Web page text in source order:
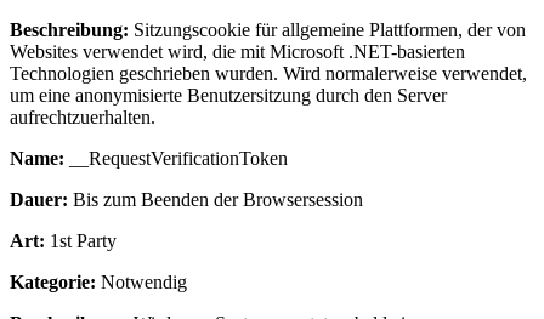
Beschreibung: Sitzungscookie für allgemeine Plattformen, der von
Websites verwendet wird, die mit Microsoft .NET-basierten
Technologien geschrieben wurden. Wird normalerweise verwendet,
um eine anonymisierte Benutzersitzung durch den Server
aufrechtzuerhalten.
Name: __RequestVerificationToken
Dauer: Bis zum Beenden der Browsersession
Art: 1st Party
Kategorie: Notwendig